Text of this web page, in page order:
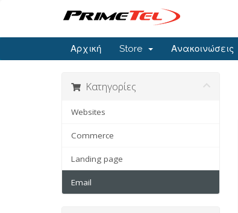
Αρχική Store Ανακοινώσεις
Κατηγορίες
Websites
Commerce
Landing page
Email